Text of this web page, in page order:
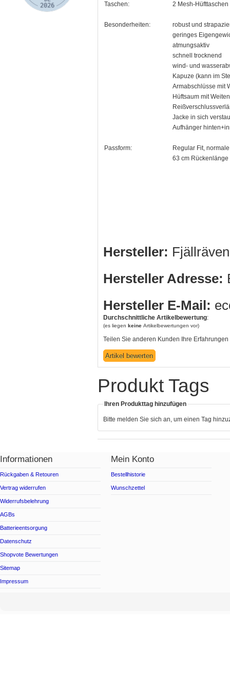
Taschen: 2 Mesh-
Besonderheiten:
robust und
geringes
atmungsaktiv
schnell trocknend
wind- und
Kapuze (kann im
Armabschlüsse mit
Hüftsaum mit
Jacke in sich
Aufhänger
Passform:
Regular Fit,
63 cm Rückenlänge
Hersteller:
Hersteller Adresse:
Hersteller E-Mail:
Durchschnittliche Artikelbewertung:
(es liegen keine Artikelbewertungen vor)
Teilen Sie anderen Kunden Ihre Erfahrungen
Produkt Tags
Ihren Produkttag hinzufügen
Bitte melden Sie sich an, um einen Tag
Informationen
Rückgaben & Retouren
Vertrag widerrufen
Widerrufsbelehrung
AGBs
Batterieentsorgung
Datenschutz
Shopvote Bewertungen
Sitemap
Impressum
Mein Konto
Bestellhistorie
Wunschzettel